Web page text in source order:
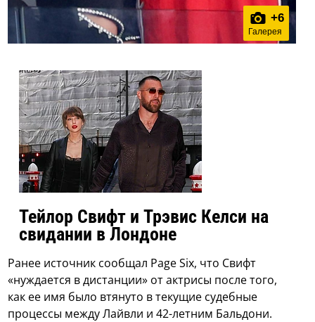
+6
Галерея
Тейлор Свифт и Трэвис Келси на
свидании в Лондоне
Ранее источник сообщал Page Six, что Свифт
«нуждается в дистанции» от актрисы после того,
как ее имя было втянуто в текущие судебные
процессы между Лайвли и 42-летним Бальдони.